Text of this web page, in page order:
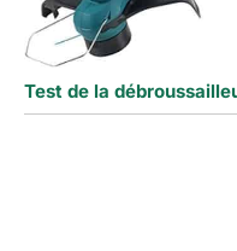
Test de la